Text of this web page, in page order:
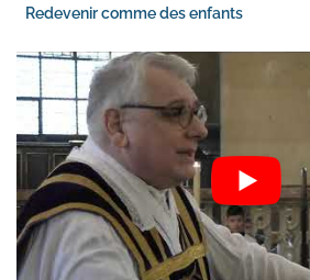
Redevenir comme des enfants